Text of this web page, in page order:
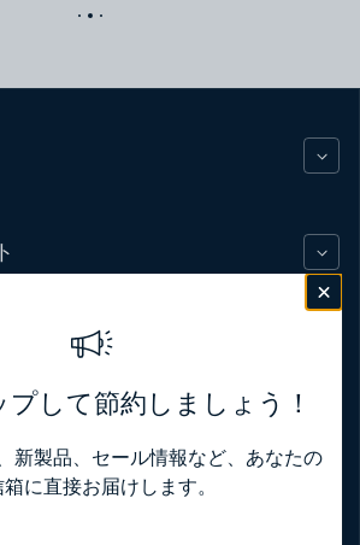
日本語 USD $
して節約しましょう！
新製品、セール情報など、あなたの
に直接お届けします。